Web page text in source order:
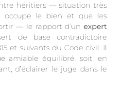
héritiers — situation très
occupe le bien et que les
— le rapport d’un expert
de base contradictoire
et suivants du Code civil. Il
amiable équilibré, soit, en
d’éclairer le juge dans le